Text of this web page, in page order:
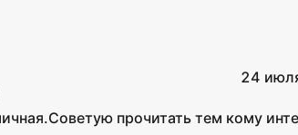
24
прочитать тем кому